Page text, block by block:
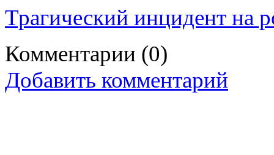
Трагический инцидент на
Комментарии (0)
Добавить комментарий